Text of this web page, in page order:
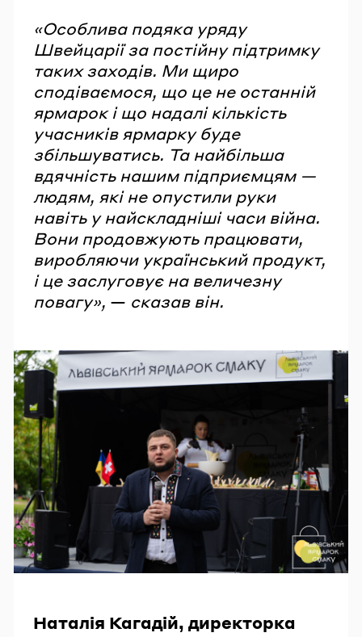
«Особлива подяка уряду
Швейцарії за постійну підтримку
таких заходів. Ми щиро
сподіваємося, що це не останній
ярмарок і що надалі кількість
учасників ярмарку буде
збільшуватись. Та найбільша
вдячність нашим підприємцям —
людям, які не опустили руки
навіть у найскладніші часи війна.
Вони продовжують працювати,
виробляючи український продукт,
і це заслуговує на величезну
повагу», — сказав він.
Наталія Кагадій, директорка